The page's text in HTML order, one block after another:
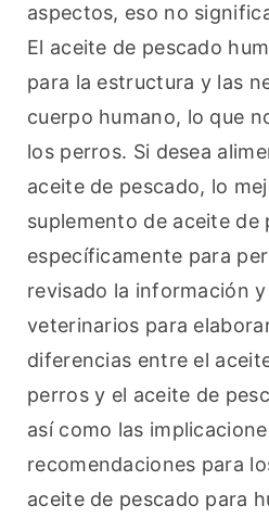
aspectos, eso no
El aceite de pescado
para la estructura y las
cuerpo humano, lo que
los perros. Si desea
aceite de pescado, lo
suplemento de aceite de
específicamente para
revisado la información
veterinarios para
diferencias entre el
perros y el aceite de
así como las
recomendaciones para
aceite de pescado para